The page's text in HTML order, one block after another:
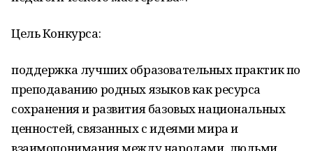
Цель Конкурса:
поддержка лучших образовательных практик по
преподаванию родных языков как ресурса
сохранения и развития базовых национальных
ценностей, связанных с идеями мира и